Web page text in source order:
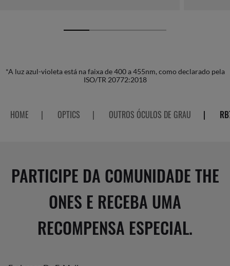
*A luz azul-violeta está na faixa de 400 a 455nm, como declarado pela
ISO/TR 20772:2018
HOME | OPTICS | OUTROS ÓCULOS DE GRAU |
PARTICIPE DA COMUNIDADE THE
ONES E RECEBA UMA
RECOMPENSA ESPECIAL.